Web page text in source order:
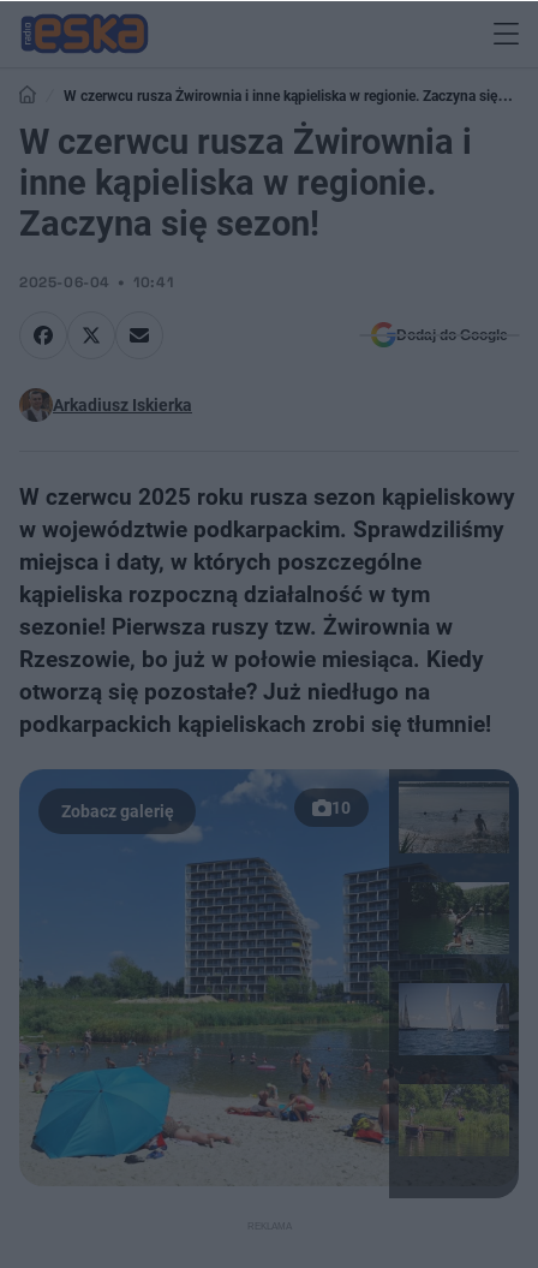
W czerwcu rusza Żwirownia i inne kąpieliska w regionie. Zaczyna się
sezon!
W czerwcu rusza Żwirownia i
inne kąpieliska w regionie.
Zaczyna się sezon!
2025-06-04 10:41
Dodaj do Google
Arkadiusz Iskierka
W czerwcu 2025 roku rusza sezon kąpieliskowy
w województwie podkarpackim. Sprawdziliśmy
miejsca i daty, w których poszczególne
kąpieliska rozpoczną działalność w tym
sezonie! Pierwsza ruszy tzw. Żwirownia w
Rzeszowie, bo już w połowie miesiąca. Kiedy
otworzą się pozostałe? Już niedługo na
podkarpackich kąpieliskach zrobi się tłumnie!
10